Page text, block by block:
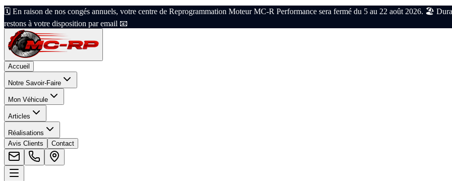
🗓️ En raison de nos congés annuels, votre centre de Reprogrammation Moteur MC-R Performance sera fermé du 5 au 22 août 2026. 🏖️
restons à votre disposition par email 📧
Accueil
Notre Savoir-Faire
Mon Véhicule
Articles
Réalisations
Avis Clients
Contact